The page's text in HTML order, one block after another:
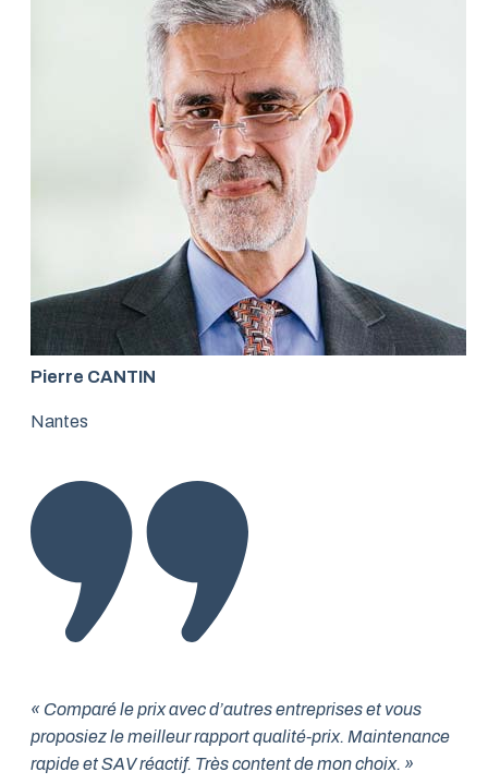
Pierre CANTIN
Nantes
« Comparé le prix avec d’autres entreprises et vous
proposiez le meilleur rapport qualité-prix. Maintenance
rapide et SAV réactif. Très content de mon choix. »